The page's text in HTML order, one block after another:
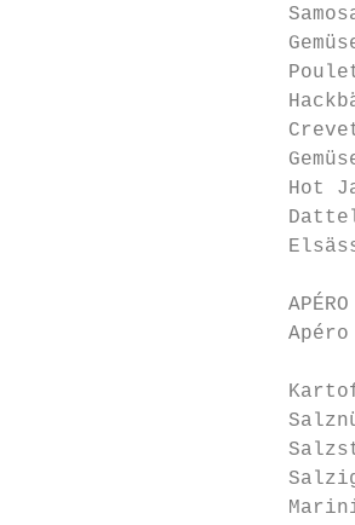
Hot
APÉRO